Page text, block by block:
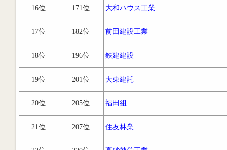
16位 171位 大和ハウス工業
17位 182位 前田建設工業
18位 196位 鉄建建設
19位 201位 大東建託
20位 205位 福田組
21位 207位 住友林業